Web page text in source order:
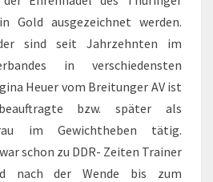
Gold ausgezeichnet werden.
sind seit Jahrzehnten im
in verschiedensten
Heuer vom Breitunger AV ist
bzw. später als
im Gewichtheben tätig.
schon zu DDR- Zeiten Trainer
nach der Wende bis zum